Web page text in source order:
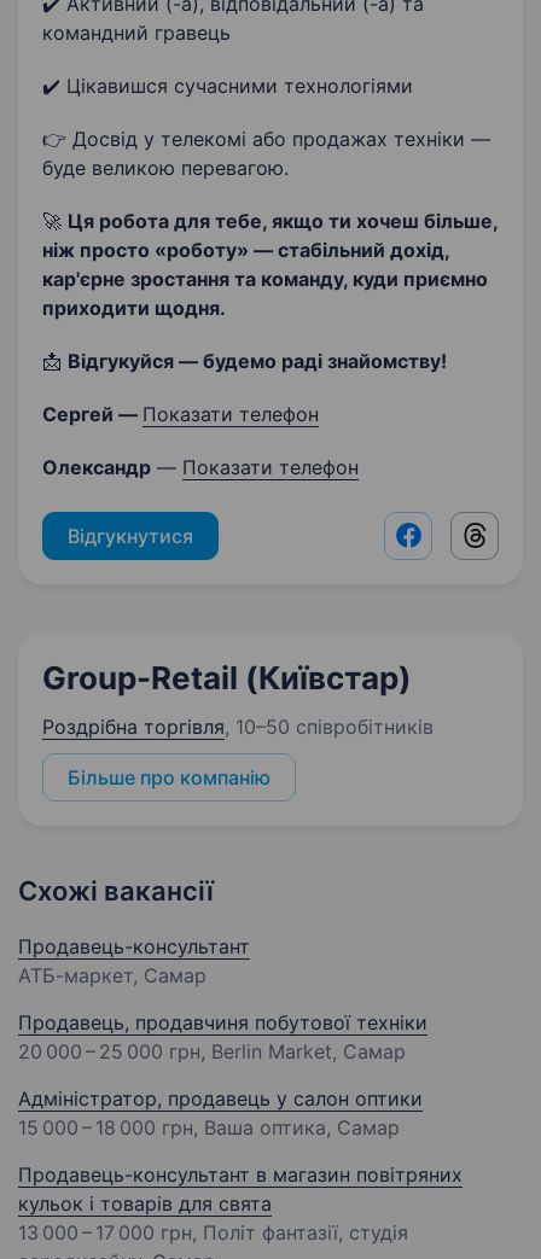
командний гравець
✔️ Цікавишся сучасними технологіями
👉 Досвід у телекомі або продажах техніки —
буде великою перевагою.
🚀 Ця робота для тебе, якщо ти хочеш більше,
ніж просто «роботу» — стабільний дохід,
кар'єрне зростання та команду, куди приємно
приходити щодня.
📩 Відгукуйся — будемо раді знайомству!
Сергей — Показати телефон
Олександр — Показати телефон
Відгукнутися Facebook
Group-Retail (Київстар)
Роздрібна торгівля, 10–50 співробітників
Більше про компанію
Схожі вакансії
Продавець-консультант
АТБ-маркет, Самар
Продавець, продавчиня побутової техніки
20 000 – 25 000 грн, Berlin Market, Самар
Адміністратор, продавець у салон оптики
15 000 – 18 000 грн, Ваша оптика, Самар
Продавець-консультант в магазин повітряних
кульок і товарів для свята
13 000 – 17 000 грн, Політ фантазії, студія